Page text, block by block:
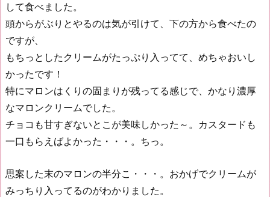
して食べました。
頭からがぶりとやるのは気が引けて、下の方から食べたの
ですが、
もちっとしたクリームがたっぷり入ってて、めちゃおいし
かったです！
特にマロンはくりの固まりが残ってる感じで、かなり濃厚
なマロンクリームでした。
チョコも甘すぎないとこが美味しかった～。カスタードも
一口もらえばよかった・・・。ちっ。
思案した末のマロンの半分こ・・・。おかげでクリームが
みっちり入ってるのがわかりました。